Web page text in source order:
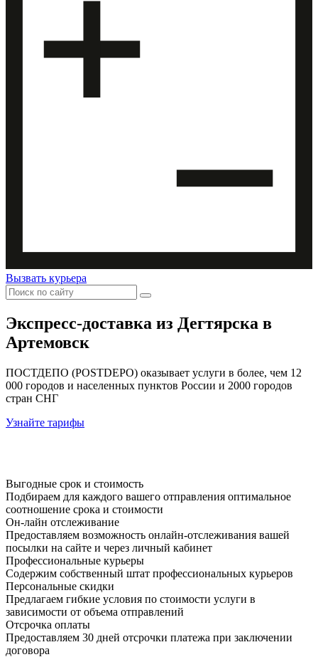
Вызвать курьера
Экспресс-доставка из Дегтярска в
Артемовск
ПОСТДЕПО (POSTDEPO) оказывает услуги в более, чем 12
000 городов и населенных пунктов России и 2000 городов
стран СНГ
Узнайте тарифы
Выгодные срок и стоимость
Подбираем для каждого вашего отправления оптимальное
соотношение срока и стоимости
Он-лайн отслеживание
Предоставляем возможность онлайн-отслеживания вашей
посылки на сайте и через личный кабинет
Профессиональные курьеры
Содержим собственный штат профессиональных курьеров
Персональные скидки
Предлагаем гибкие условия по стоимости услуги в
зависимости от объема отправлений
Отсрочка оплаты
Предоставляем 30 дней отсрочки платежа при заключении
договора